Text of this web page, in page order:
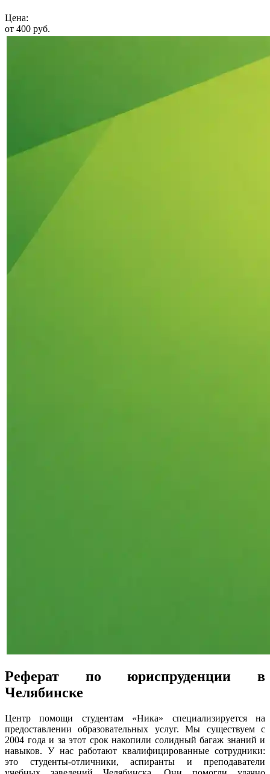
Цена:
от 400 руб.
Реферат по юриспруденции в
Челябинске
Центр помощи студентам «Ника» специализируется на
предоставлении образовательных услуг. Мы существуем с
2004 года и за этот срок накопили солидный багаж знаний и
навыков. У нас работают квалифицированные сотрудники:
это студенты-отличники, аспиранты и преподаватели